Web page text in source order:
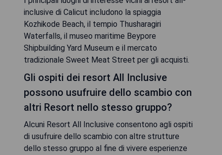
inclusive di Calicut includono la spiaggia
Kozhikode Beach, il tempio Thusharagiri
Waterfalls, il museo maritime Beypore
Shipbuilding Yard Museum e il mercato
tradizionale Sweet Meat Street per gli acquisti.
Gli ospiti dei resort All Inclusive
possono usufruire dello scambio con
altri Resort nello stesso gruppo?
Alcuni Resort All Inclusive consentono agli ospiti
di usufruire dello scambio con altre strutture
dello stesso gruppo al fine di vivere esperienze